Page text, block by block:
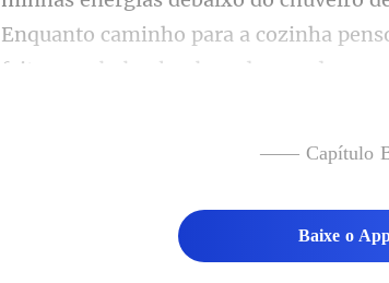
Enquanto caminho para a cozinha
—— Capítulo
Baixe o